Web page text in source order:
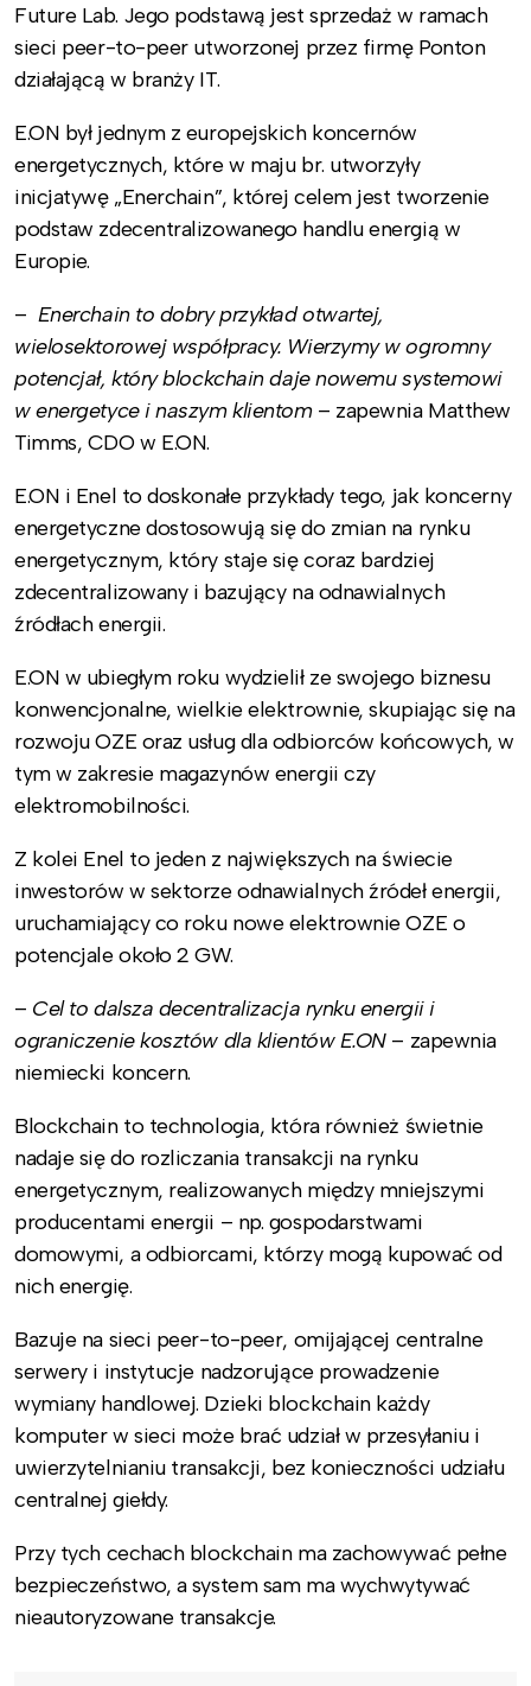
Future Lab. Jego podstawą jest sprzedaż w ramach
sieci peer-to-peer utworzonej przez firmę Ponton
działającą w branży IT.
E.ON był jednym z europejskich koncernów
energetycznych, które w maju br. utworzyły
inicjatywę „Enerchain”, której celem jest tworzenie
podstaw zdecentralizowanego handlu energią w
Europie.
– Enerchain to dobry przykład otwartej,
wielosektorowej współpracy. Wierzymy w ogromny
potencjał, który blockchain daje nowemu systemowi
w energetyce i naszym klientom – zapewnia Matthew
Timms, CDO w E.ON.
E.ON i Enel to doskonałe przykłady tego, jak koncerny
energetyczne dostosowują się do zmian na rynku
energetycznym, który staje się coraz bardziej
zdecentralizowany i bazujący na odnawialnych
źródłach energii.
E.ON w ubiegłym roku wydzielił ze swojego biznesu
konwencjonalne, wielkie elektrownie, skupiając się na
rozwoju OZE oraz usług dla odbiorców końcowych, w
tym w zakresie magazynów energii czy
elektromobilności.
Z kolei Enel to jeden z największych na świecie
inwestorów w sektorze odnawialnych źródeł energii,
uruchamiający co roku nowe elektrownie OZE o
potencjale około 2 GW.
– Cel to dalsza decentralizacja rynku energii i
ograniczenie kosztów dla klientów E.ON – zapewnia
niemiecki koncern.
Blockchain to technologia, która również świetnie
nadaje się do rozliczania transakcji na rynku
energetycznym, realizowanych między mniejszymi
producentami energii – np. gospodarstwami
domowymi, a odbiorcami, którzy mogą kupować od
nich energię.
Bazuje na sieci peer-to-peer, omijającej centralne
serwery i instytucje nadzorujące prowadzenie
wymiany handlowej. Dzieki blockchain każdy
komputer w sieci może brać udział w przesyłaniu i
uwierzytelnianiu transakcji, bez konieczności udziału
centralnej giełdy.
Przy tych cechach blockchain ma zachowywać pełne
bezpieczeństwo, a system sam ma wychwytywać
nieautoryzowane transakcje.